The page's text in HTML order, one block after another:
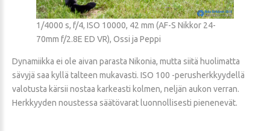
1/4000 s, f/4, ISO 10000, 42 mm (AF-S Nikkor 24-
70mm f/2.8E ED VR), Ossi ja Peppi
Dynamiikka ei ole aivan parasta Nikonia, mutta siitä huolimatta
sävyjä saa kyllä talteen mukavasti. ISO 100 -perusherkkyydellä
valotusta kärsii nostaa karkeasti kolmen, neljän aukon verran.
Herkkyyden noustessa säätövarat luonnollisesti pienenevät.